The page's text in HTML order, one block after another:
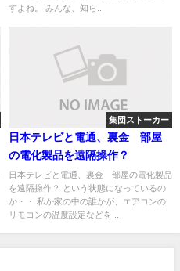
すよね。 みんな、知ら...
集団ストーカー
日本テレビと電通、裏金 部屋
の電化製品を遠隔操作？
日本テレビと電通、裏金 部屋の電化製品
を遠隔操作？ という状態になっているの
か・・ 私か家の中の誰かが、エアコンの
リモコンの温度設定などを...